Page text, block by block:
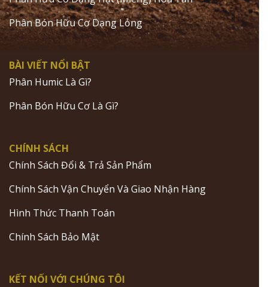
Phân Bón Hữu Cơ Dạng Lỏng
BÀI VIẾT NỔI BẬT
Phân Humic Là Gì?
Phân Bón Hữu Cơ Là Gì?
CHÍNH SÁCH
Chính Sách Đổi & Trả Sản Phẩm
Chính Sách Vận Chuyển Và Giao Nhận Hàng
Hình Thức Thanh Toán
Chính Sách Bảo Mật
KẾT NỐI VỚI CHÚNG TÔI